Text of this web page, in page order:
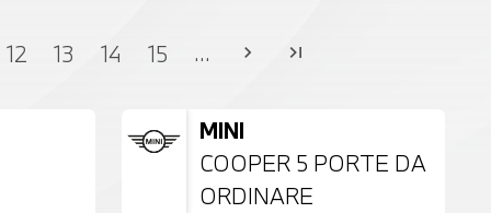
12 13 14 15 ... chevron_right last_page
MINI
COOPER 5 PORTE DA
ORDINARE